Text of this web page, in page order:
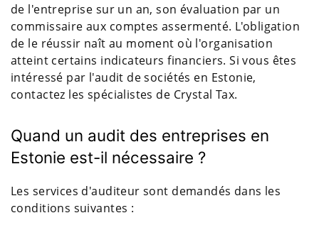
de l'entreprise sur un an, son évaluation par un
commissaire aux comptes assermenté. L'obligation
de le réussir naît au moment où l'organisation
atteint certains indicateurs financiers. Si vous êtes
intéressé par l'audit de sociétés en Estonie,
contactez les spécialistes de Crystal Tax.
Quand un audit des entreprises en
Estonie est-il nécessaire ?
Les services d'auditeur sont demandés dans les
conditions suivantes :